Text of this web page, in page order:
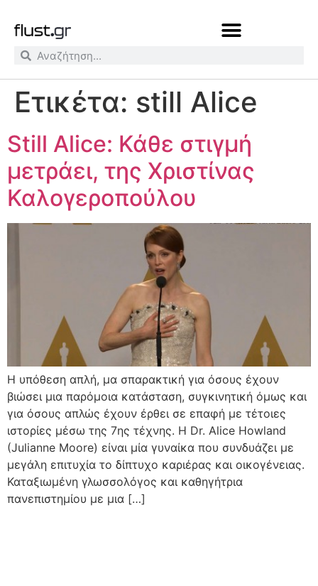
Ετικέτα: still Alice
Still Alice: Κάθε στιγμή
μετράει, της Χριστίνας
Καλογεροπούλου
Η υπόθεση απλή, μα σπαρακτική για όσους έχουν
βιώσει μια παρόμοια κατάσταση, συγκινητική όμως και
για όσους απλώς έχουν έρθει σε επαφή με τέτοιες
ιστορίες μέσω της 7ης τέχνης. Η Dr. Alice Howland
(Julianne Moore) είναι μία γυναίκα που συνδυάζει με
μεγάλη επιτυχία το δίπτυχο καριέρας και οικογένειας.
Καταξιωμένη γλωσσολόγος και καθηγήτρια
πανεπιστημίου με μια […]